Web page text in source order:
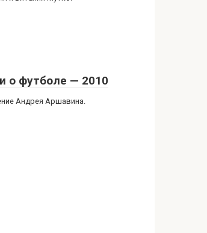
о футболе — 2010
Андрея Аршавина.